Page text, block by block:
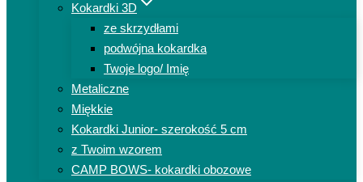
Kokardki 3D
ze skrzydłami
podwójna kokardka
Twoje logo/ Imię
Metaliczne
Miękkie
Kokardki Junior- szerokość 5 cm
z Twoim wzorem
CAMP BOWS- kokardki obozowe